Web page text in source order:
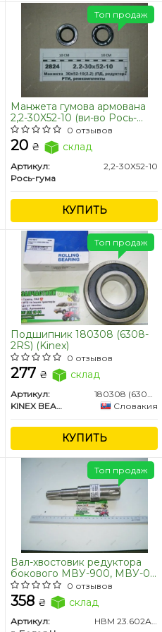
Манжета гумова армована
2,2-30X52-10 (ви-во Рось-
гума)
0 отзывов
20 ₴ склад
Артикул:
2,2-30X52-10
Рось-гума
КУПИТЬ
Топ продаж
Подшипник 180308 (6308-
2RS) (Kinex)
0 отзывов
277 ₴ склад
Артикул:
KINEX BEARINGS, a.s.
Словакия
КУПИТЬ
Топ продаж
Вал-хвостовик редуктора
бокового МВУ-900, МВУ-0,5
(2 шпонки) 0 отзывов
358 ₴ склад
Артикул:
НВМ 23.602А/МВЮ 22.602
Топ продаж